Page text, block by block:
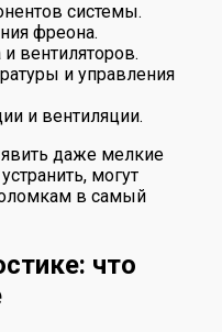
системы.
фреона.
вентиляторов.
и управления
и вентиляции.
даже мелкие
могут
в самый
что